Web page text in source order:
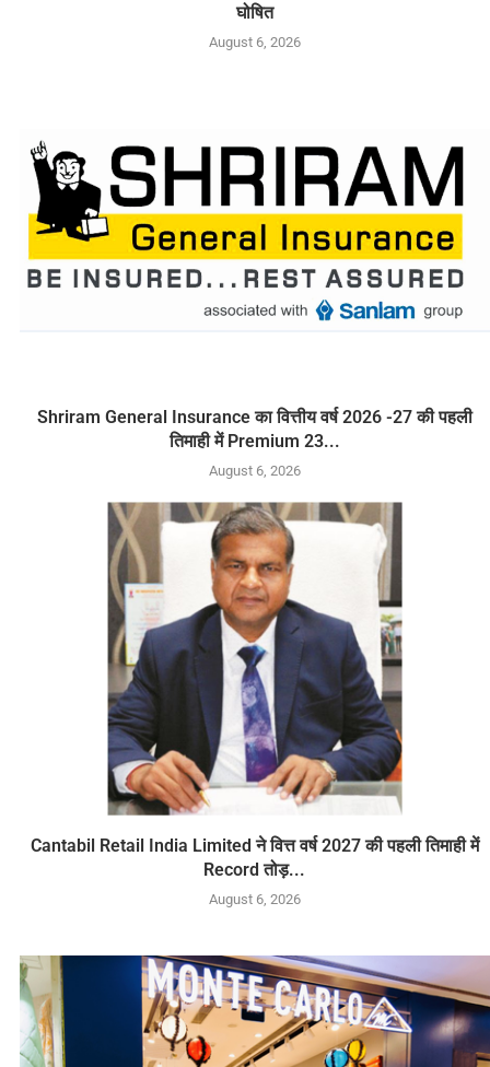
घोषित
August 6, 2026
Shriram General Insurance का वित्तीय वर्ष 2026 -27 की पहली
तिमाही में Premium 23...
August 6, 2026
Cantabil Retail India Limited ने वित्त वर्ष 2027 की पहली तिमाही में
Record तोड़...
August 6, 2026